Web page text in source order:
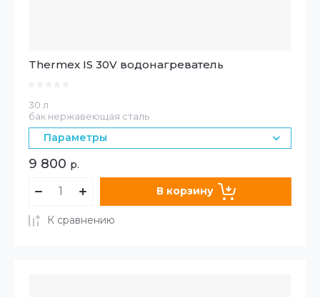
Thermex IS 30V водонагреватель
30 л
бак нержавеющая сталь
Параметры
9 800 р.
В корзину
К сравнению